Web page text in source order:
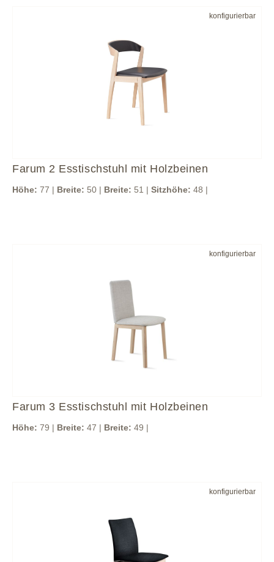
konfigurierbar
Farum 2 Esstischstuhl mit Holzbeinen
Höhe: 77 | Breite: 50 | Breite: 51 | Sitzhöhe: 48 |
konfigurierbar
Farum 3 Esstischstuhl mit Holzbeinen
Höhe: 79 | Breite: 47 | Breite: 49 |
konfigurierbar